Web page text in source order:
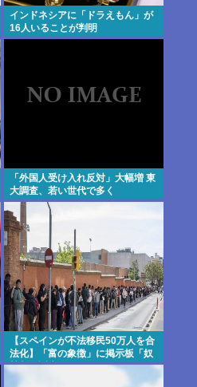
インドネシアに「ドラえもん」が
16人いることが判明
「外国人受け入れ反対」大幅増 東
大調査、若い世代で多く
【スペインが不法移民50万人を合
法化】「富の象徴」に掲示板「奴
隷制の誕生かよ」